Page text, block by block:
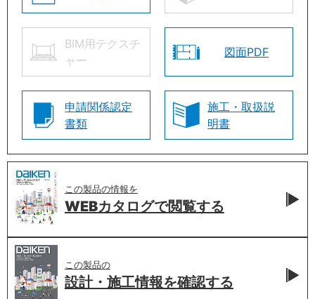
BIM用テクスチ
ャー
図面PDF
申請関係認定
書類
施工・取扱説
明書
この製品の情報を
WEBカタログで閲覧する
この製品の
設計・施工情報を確認する